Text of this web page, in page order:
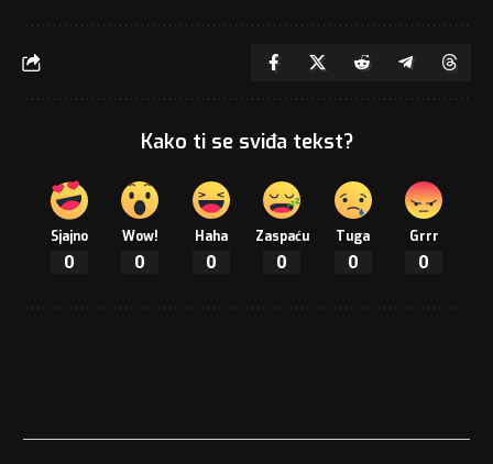
Kako ti se sviđa tekst?
Sjajno
0
Wow!
0
Haha
0
Zaspaću
0
Tuga
0
Grrr
0